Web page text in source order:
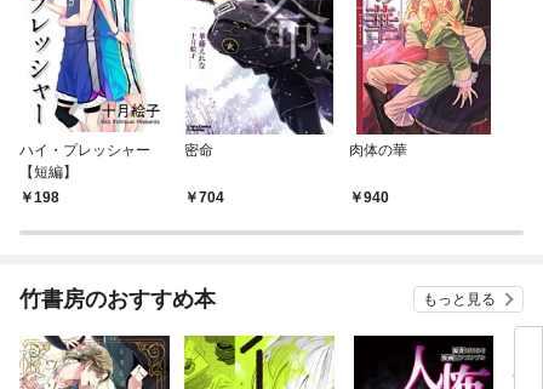
ハイ・プレッシャー
【短編】
198
密命
704
肉体の華
940
竹書房のおすすめ本 もっと見る